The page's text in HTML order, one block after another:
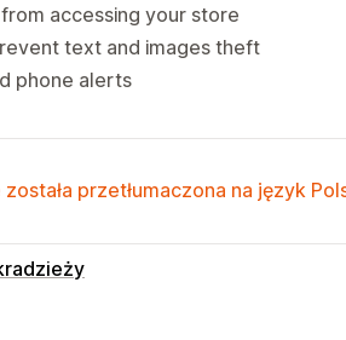
accessing your store
text and images theft
phone alerts
przetłumaczona na język